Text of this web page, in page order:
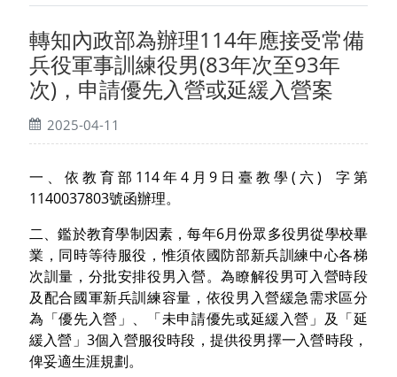
轉知內政部為辦理114年應接受常備
兵役軍事訓練役男(83年次至93年
次)，申請優先入營或延緩入營案
2025-04-11
一、依教育部114年4月9日臺教學(六) 字第
1140037803號函辦理。
二、鑑於教育學制因素，每年6月份眾多役男從學校畢
業，同時等待服役，惟須依國防部新兵訓練中心各梯
次訓量，分批安排役男入營。為瞭解役男可入營時段
及配合國軍新兵訓練容量，依役男入營緩急需求區分
為「優先入營」、「未申請優先或延緩入營」及「延
緩入營」3個入營服役時段，提供役男擇一入營時段，
俾妥適生涯規劃。